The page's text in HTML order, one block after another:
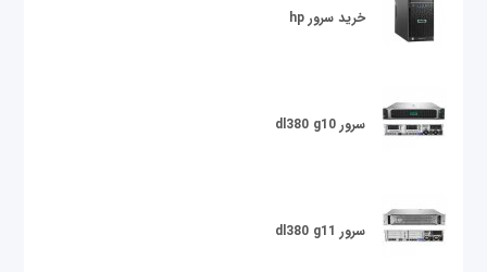
خرید سرور hp
سرور dl380 g10
سرور dl380 g11